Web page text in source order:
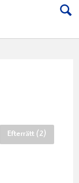
Till Norrmejerier
Efterrätt (2)